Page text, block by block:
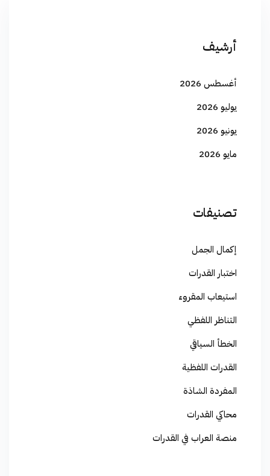
أرشيف
أغسطس 2026
يوليو 2026
يونيو 2026
مايو 2026
تصنيفات
إكمال الجمل
اختبار القدرات
استيعاب المقروء
التناظر اللفظي
الخطأ السياقي
القدرات اللفظية
المفردة الشاذة
محاكي القدرات
منصة العراب في القدرات